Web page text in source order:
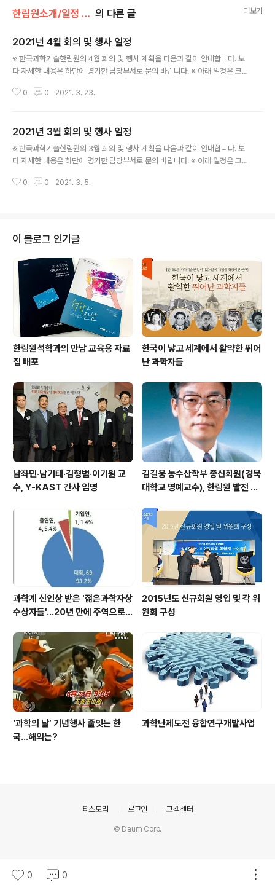
한림원소개/일정 및 기관동정 의 다른 글 더보기
2021년 4월 회의 및 행사 일정
※ 한국과학기술한림원의 4월 회의 및 행사 계획을 다음과 같이 안내합니다. 보
다 자세한 내용은 하단에 명기한 담당부서로 문의 바랍니다. ※ 아래 일정은 코
있습니다. ○ 제46회 한림국제심포지엄(박태성 교수 제안) - 주제: COVID19
31-710-4656 ○ 한림원탁토론회(인공지능 인력 양성 방안) - 일시: 4. 2.
(금) 15:00 - 장소: 한림원회관 ※ 정책팀: 031-710-4684 ○ 한림원탁토론
회..
0 0 2021. 3. 23.
2021년 3월 회의 및 행사 일정
※ 한국과학기술한림원의 3월 회의 및 행사 계획을 다음과 같이 안내합니다. 보
다 자세한 내용은 하단에 명기한 담당부서로 문의 바랍니다. ※ 아래 일정은 코
있습니다. ○ 제1회 이학부 운영위원회 - 일시: 3. 11.(목) 16:00 - 장소: 온라인
운지) ※ 홍보팀: 031-710-4611 ○ 제1회 정책학부 운영위원회 - 일시: 3. 2
3.(화) 16:0..
0 0 2021. 3. 5.
이 블로그 인기글
한림원석학과의 만남 교육용 자료
집 배포
한국이 낳고 세계에서 활약한 뛰어
난 과학자들
남좌민·남기태·김형범·이기원 교
수, Y-KAST 간사 임명
김길웅 농수산학부 종신회원(경북
대학교 명예교수), 한림원 발전 위
과학계 신인상 받은 '젊은과학자상
수상자들'…20년 만에 주역으로
2015년도 신규회원 영입 및 각 위
원회 구성
‘과학의 날’ 기념행사 줄잇는 한
국…해외는?
과학난제도전 융합연구개발사업
0 0
티스토리 로그인 고객센터
© Daum Corp.